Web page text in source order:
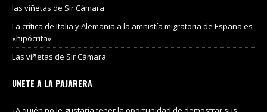
las viñetas de Sir Cámara
La crítica de Italia y Alemania a la amnistía migratoria de España es
«hipócrita».
Las viñetas de Sir Cámara
UNETE A LA PAJARERA